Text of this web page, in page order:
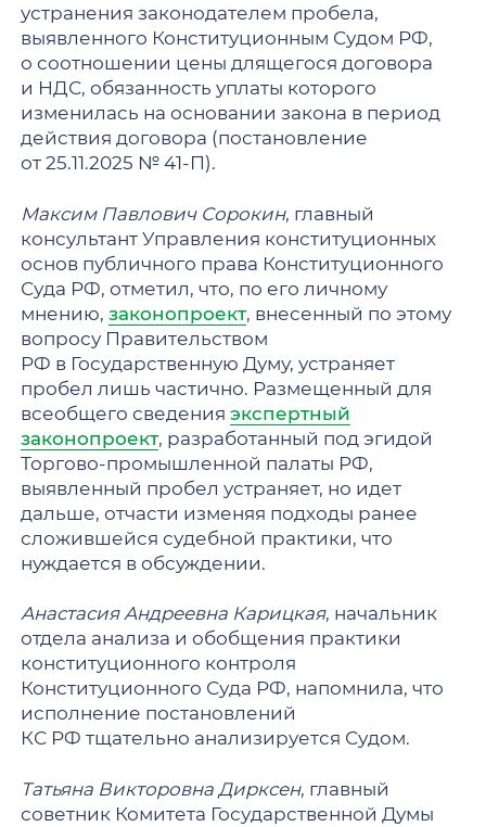
устранения законодателем пробела,
выявленного Конституционным Судом РФ,
о соотношении цены длящегося договора
и НДС, обязанность уплаты которого
изменилась на основании закона в период
действия договора (постановление
от 25.11.2025 № 41-П).
Максим Павлович Сорокин, главный
консультант Управления конституционных
основ публичного права Конституционного
Суда РФ, отметил, что, по его личному
мнению,законопроект, внесенный по этому
вопросу Правительством
РФ в Государственную Думу, устраняет
пробел лишь частично. Размещенный для
всеобщего сведенияэкспертный
законопроект, разработанный под эгидой
Торгово-промышленной палаты РФ,
выявленный пробел устраняет, но идет
дальше, отчасти изменяя подходы ранее
сложившейся судебной практики, что
нуждается в обсуждении.
Анастасия Андреевна Карицкая, начальник
отдела анализа и обобщения практики
конституционного контроля
Конституционного Суда РФ, напомнила, что
исполнение постановлений
КС РФ тщательно анализируется Судом.
Татьяна Викторовна Дирксен, главный
советник Комитета Государственной Думы